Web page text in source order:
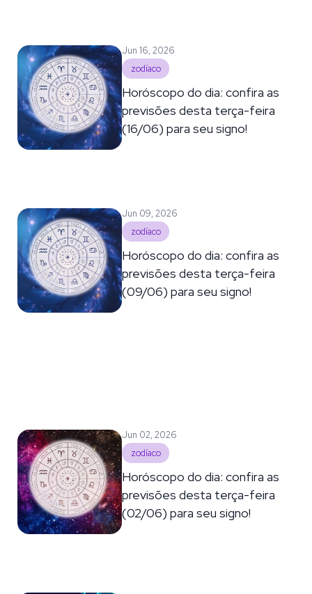
Jun 16, 2026
zodíaco
Horóscopo do dia: confira as
previsões desta terça-feira
(16/06) para seu signo!
Jun 09, 2026
zodíaco
Horóscopo do dia: confira as
previsões desta terça-feira
(09/06) para seu signo!
Jun 02, 2026
zodíaco
Horóscopo do dia: confira as
previsões desta terça-feira
(02/06) para seu signo!